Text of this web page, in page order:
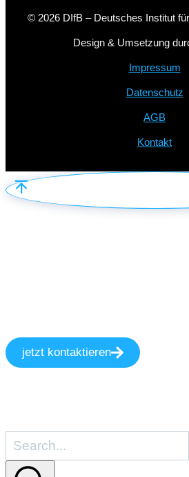
© 2026 DIfB – Deutsches Institut
Design & Umsetzung
Impressum
Datenschutz
AGB
Kontakt
jetzt kontaktieren